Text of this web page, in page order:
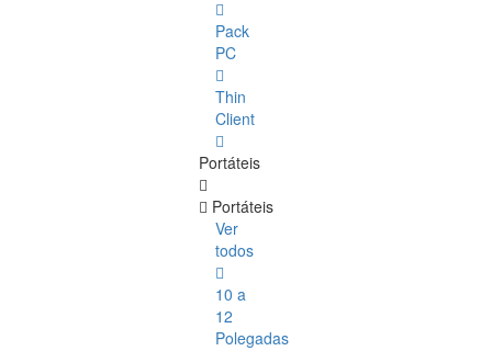
Pack
PC
Thin
Client
Portáteis
Portáteis
Ver
todos
10 a
12
Polegadas